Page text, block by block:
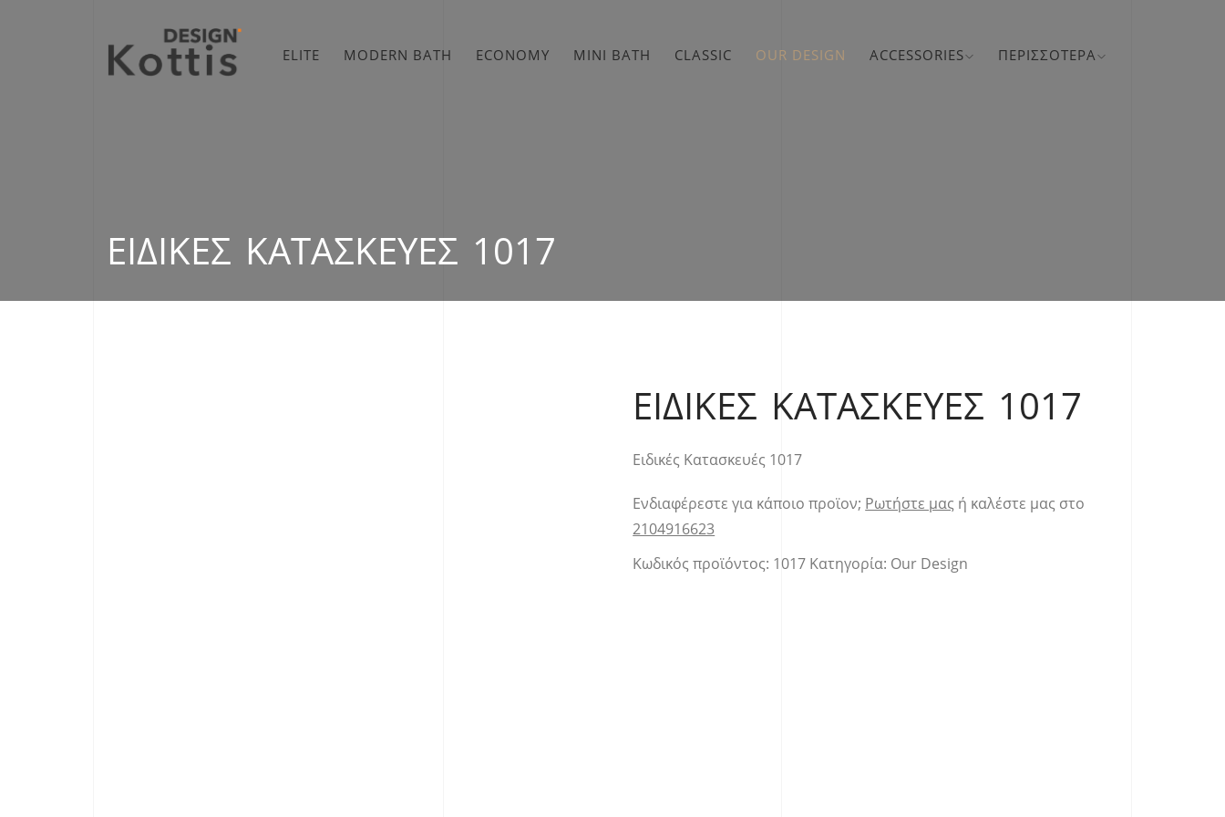
ELITE MODERN BATH ECONOMY MINI BATH CLASSIC OUR DESIGN ACCESSORIES ΠΕΡΙΣΣΌΤΕΡΑ
ΕΙΔΙΚΈΣ ΚΑΤΑΣΚΕΥΈΣ 1017
ΕΙΔΙΚΈΣ ΚΑΤΑΣΚΕΥΈΣ 1017
Ειδικές Κατασκευές 1017
Ενδιαφέρεστε για κάποιο προϊον; Ρωτήστε μας ή καλέστε μας στο
2104916623
Κωδικός προϊόντος: 1017 Κατηγορία: Our Design